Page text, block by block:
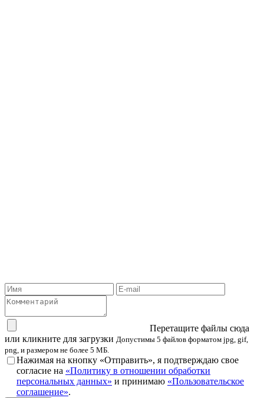
Перетащите файлы сюда
или кликните для загрузки Допустимы 5 файлов форматом jpg, gif,
png, и размером не более 5 МБ.
Нажимая на кнопку «Отправить», я подтверждаю свое
согласие на «Политику в отношении обработки
персональных данных» и принимаю «Пользовательское
соглашение».